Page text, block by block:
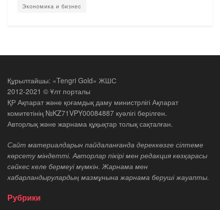
Экономика и бизнес
Құрылтайшы: «Tengri Gold» ЖШС
2012-2021 © Ұлт порталы
ҚР Ақпарат және қоғамдық даму министрлігі Ақпарат
комитетінің №KZ71VPY00084887 куәлігі берілген.
Авторлық және жарнама құқықтар толық сақталған.
Сайт материалдарын пайдаланғанда дереккөзге сілтеме
көрсету міндетті. Авторлар пікірі мен редакция көзқарасы
сәйкес келе бермеуі мүмкін. Жарнама мен
хабарландырулардың мазмұнына жарнама беруші жауапты.
Рубрики